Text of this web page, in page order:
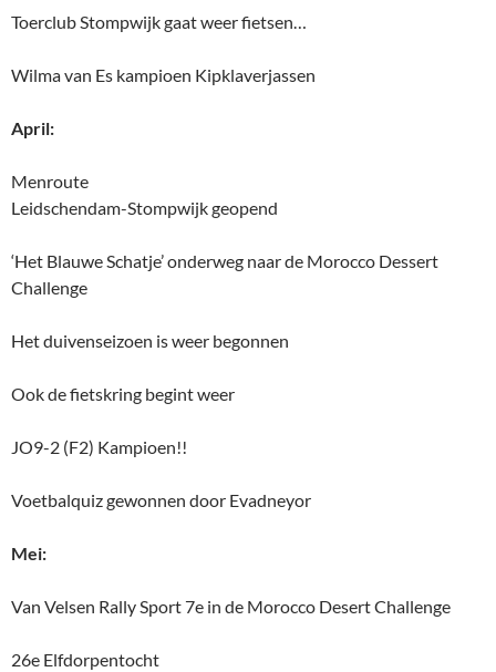
Toerclub Stompwijk gaat weer fietsen…
Wilma van Es kampioen Kipklaverjassen
April:
Menroute
Leidschendam-Stompwijk geopend
‘Het Blauwe Schatje’ onderweg naar de Morocco Dessert
Challenge
Het duivenseizoen is weer begonnen
Ook de fietskring begint weer
JO9-2 (F2) Kampioen!!
Voetbalquiz gewonnen door Evadneyor
Mei:
Van Velsen Rally Sport 7e in de Morocco Desert Challenge
26e Elfdorpentocht